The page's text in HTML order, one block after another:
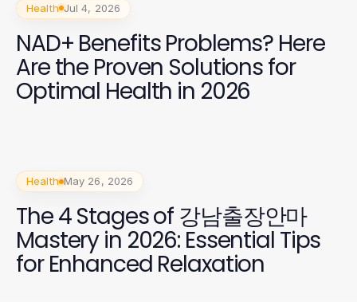
Health Jul 4, 2026
NAD+ Benefits Problems? Here
Are the Proven Solutions for
Optimal Health in 2026
Health May 26, 2026
The 4 Stages of 강남출장안마
Mastery in 2026: Essential Tips
for Enhanced Relaxation